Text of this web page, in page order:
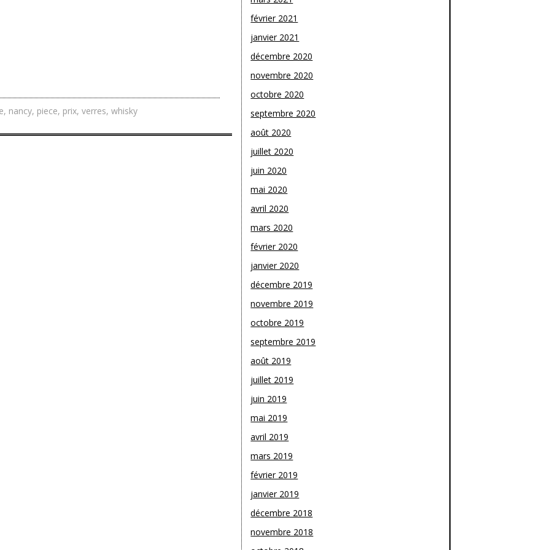
, nancy, piece, prix, verres, whisky
février 2021
janvier 2021
décembre 2020
novembre 2020
octobre 2020
septembre 2020
août 2020
juillet 2020
juin 2020
mai 2020
avril 2020
mars 2020
février 2020
janvier 2020
décembre 2019
novembre 2019
octobre 2019
septembre 2019
août 2019
juillet 2019
juin 2019
mai 2019
avril 2019
mars 2019
février 2019
janvier 2019
décembre 2018
novembre 2018